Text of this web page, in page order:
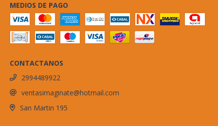
MEDIOS DE PAGO
CONTACTANOS
2994489922
ventasimaginate@hotmail.com
San Martin 195